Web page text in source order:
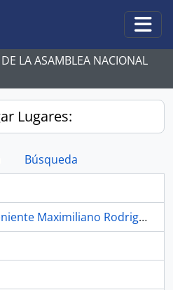
LA ASAMBLEA NACIONAL
Lugares:
Búsqueda
20 Años Escuela "Teniente Maximiliano Rodriguez", Guaranda, Bolívar.